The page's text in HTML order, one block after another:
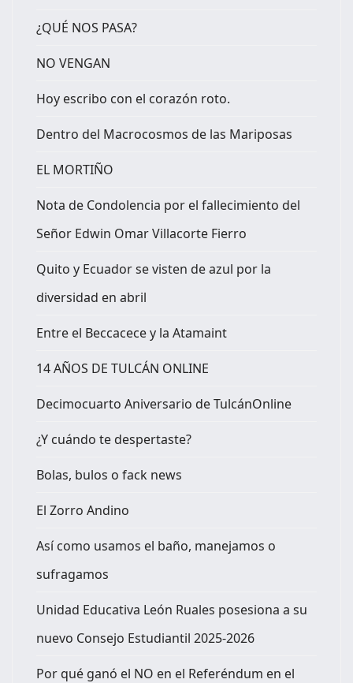
¿QUÉ NOS PASA?
NO VENGAN
Hoy escribo con el corazón roto.
Dentro del Macrocosmos de las Mariposas
EL MORTIÑO
Nota de Condolencia por el fallecimiento del
Señor Edwin Omar Villacorte Fierro
Quito y Ecuador se visten de azul por la
diversidad en abril
Entre el Beccacece y la Atamaint
14 AÑOS DE TULCÁN ONLINE
Decimocuarto Aniversario de TulcánOnline
¿Y cuándo te despertaste?
Bolas, bulos o fack news
El Zorro Andino
Así como usamos el baño, manejamos o
sufragamos
Unidad Educativa León Ruales posesiona a su
nuevo Consejo Estudiantil 2025-2026
Por qué ganó el NO en el Referéndum en el